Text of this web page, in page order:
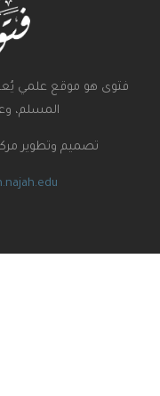
هو موقع علمي يُعنى
المسلم، وعبادته،
تصميم وتطوير مركز
shariah.najah.edu